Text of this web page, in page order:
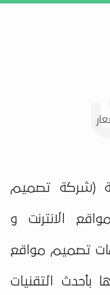
(شركة تصميم
الانترنت و
تصميم مواقع
بأحدث التقنيات